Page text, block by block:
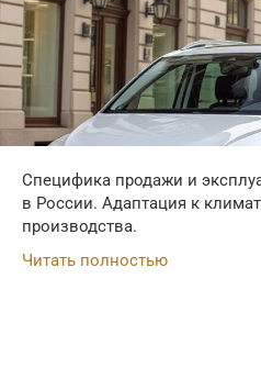
Специфика продажи и
в России. Адаптация к
производства.
Читать полностью